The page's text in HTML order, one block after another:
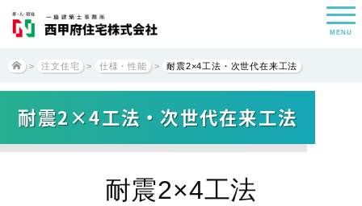
MENU
> 注文住宅 > 仕様・性能 > 耐震2×4工法・次世代在来工法
耐震2×4工法・次世代在来工法
耐震2×4工法